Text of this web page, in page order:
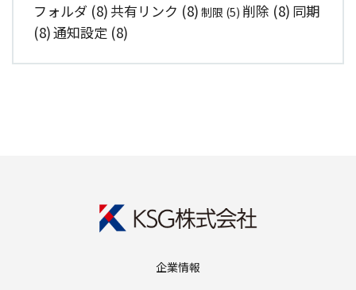
フォルダ (8) 共有リンク (8) 制限 (5) 削除 (8) 同期
(8)通知設定 (8)
企業情報